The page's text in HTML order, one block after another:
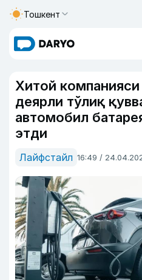
Тошкент
Хитой
деярли тўлиқ
автомобил
этди
Лайфстайл 16:49 /